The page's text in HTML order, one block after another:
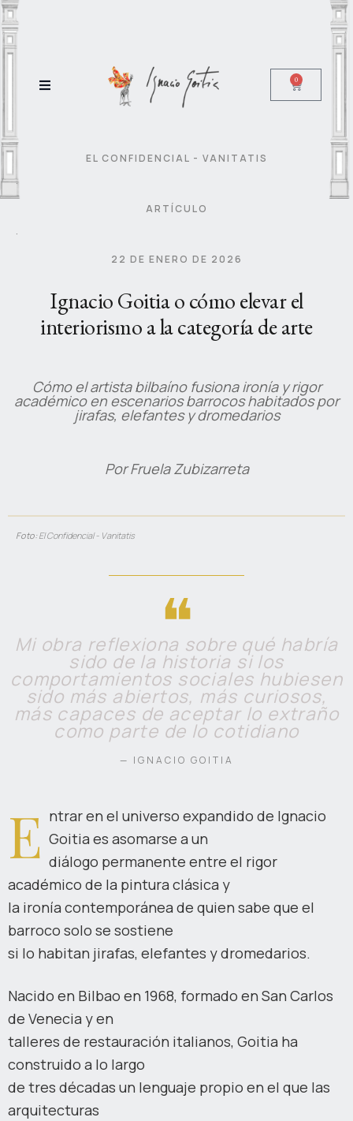
0
EL CONFIDENCIAL - VANITATIS
·
ARTÍCULO
·
22 DE ENERO DE 2026
Ignacio Goitia o cómo elevar el
interiorismo a la categoría de arte
Cómo el artista bilbaíno fusiona ironía y rigor
académico en escenarios barrocos habitados por
jirafas, elefantes y dromedarios
Por Fruela Zubizarreta
Foto:El Confidencial - Vanitatis
❝
Mi obra reflexiona sobre qué habría
sido de la historia si los
comportamientos sociales hubiesen
sido más abiertos, más curiosos,
más capaces de aceptar lo extraño
como parte de lo cotidiano
— IGNACIO GOITIA
E ntrar en el universo expandido de Ignacio
Goitia es asomarse a un
diálogo permanente entre el rigor
académico de la pintura clásica y
la ironía contemporánea de quien sabe que el
barroco solo se sostiene
si lo habitan jirafas, elefantes y dromedarios.
Nacido en Bilbao en 1968, formado en San Carlos
de Venecia y en
talleres de restauración italianos, Goitia ha
construido a lo largo
de tres décadas un lenguaje propio en el que las
arquitecturas